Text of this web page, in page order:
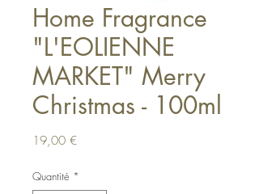
Home Fragrance
"L'EOLIENNE
MARKET" Merry
Christmas - 100ml
19,00 €Prix
Quantité *